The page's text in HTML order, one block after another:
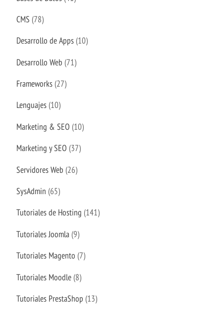
CMS (78)
Desarrollo de Apps (10)
Desarrollo Web (71)
Frameworks (27)
Lenguajes (10)
Marketing & SEO (10)
Marketing y SEO (37)
Servidores Web (26)
SysAdmin (65)
Tutoriales de Hosting (141)
Tutoriales Joomla (9)
Tutoriales Magento (7)
Tutoriales Moodle (8)
Tutoriales PrestaShop (13)